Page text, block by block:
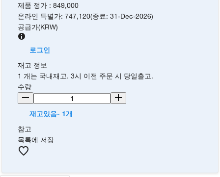
제품 정가 :849,000
온라인 특별가:747,120(종료:31-Dec-2026)
공급가(KRW)
로그인
재고 정보
1 개는 국내재고. 3시 이전 주문 시 당일출고.
수량
재고있음- 1개
참고
목록에 저장